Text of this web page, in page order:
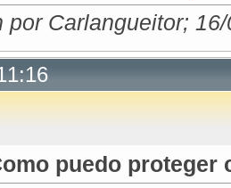
por Carlangueitor;
puedo